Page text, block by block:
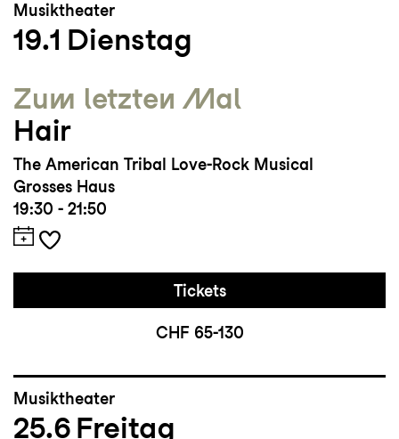
Musiktheater
19.1 Dienstag
Zum letzten Mal
Hair
The American Tribal Love-Rock Musical
Grosses Haus
19:30 - 21:50
Tickets
CHF 65-130
Musiktheater
25.6 Freitag